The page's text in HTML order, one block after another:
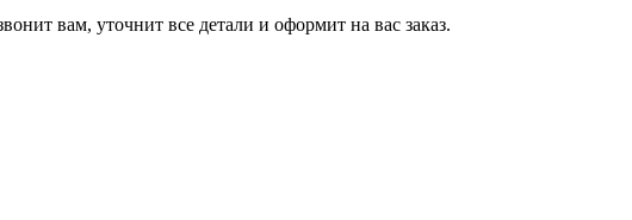
вам, уточнит все детали и оформит на вас заказ.